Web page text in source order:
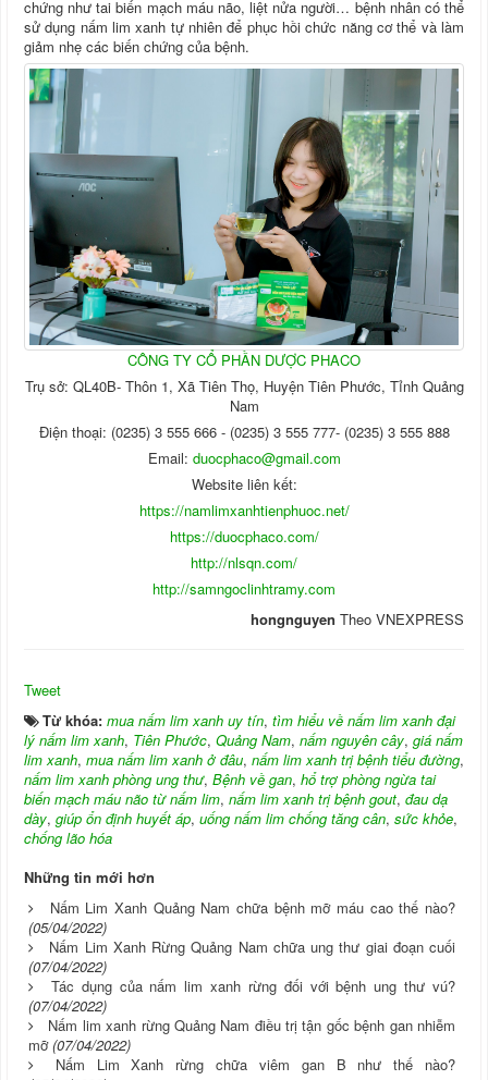
chứng như tai biến mạch máu não, liệt nửa người… bệnh nhân có thể
sử dụng nấm lim xanh tự nhiên để phục hồi chức năng cơ thể và làm
giảm nhẹ các biến chứng của bệnh.
CÔNG TY CỔ PHẦN DƯỢC PHACO
Trụ sở: QL40B- Thôn 1, Xã Tiên Thọ, Huyện Tiên Phước, Tỉnh Quảng
Nam
Điện thoại: (0235) 3 555 666 - (0235) 3 555 777- (0235) 3 555 888
Email: duocphaco@gmail.com
Website liên kết:
https://namlimxanhtienphuoc.net/
https://duocphaco.com/
http://nlsqn.com/
http://samngoclinhtramy.com
hongnguyen Theo VNEXPRESS
Tweet
Từ khóa: mua nấm lim xanh uy tín, tìm hiểu về nấm lim xanh đại
lý nấm lim xanh, Tiên Phước, Quảng Nam, nấm nguyên cây, giá nấm
lim xanh, mua nấm lim xanh ở đâu, nấm lim xanh trị bệnh tiểu đường,
nấm lim xanh phòng ung thư, Bệnh về gan, hổ trợ phòng ngừa tai
biến mạch máu não từ nấm lim, nấm lim xanh trị bệnh gout, đau dạ
dày, giúp ổn định huyết áp, uống nấm lim chống tăng cân, sức khỏe,
chống lão hóa
Những tin mới hơn
Nấm Lim Xanh Quảng Nam chữa bệnh mỡ máu cao thế nào?
(05/04/2022)
Nấm Lim Xanh Rừng Quảng Nam chữa ung thư giai đoạn cuối
(07/04/2022)
Tác dụng của nấm lim xanh rừng đối với bệnh ung thư vú?
(07/04/2022)
Nấm lim xanh rừng Quảng Nam điều trị tận gốc bệnh gan nhiễm
mỡ (07/04/2022)
Nấm Lim Xanh rừng chữa viêm gan B như thế nào?